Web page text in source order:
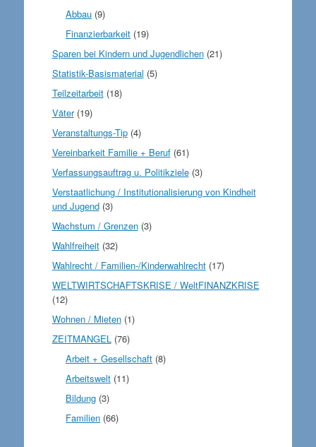
Abbau (9)
Finanzierbarkeit (19)
Sparen bei Kindern und Jugendlichen(21)
Statistik-Basismaterial (5)
Teilzeitarbeit(18)
Väter(19)
Veranstaltungs-Tip(4)
Vereinbarkeit Familie + Beruf(61)
Verfassungsauftrag u. Politikziele(3)
Verstaatlichung / Institutionalisierung von Kindheit
und Jugend(3)
Wachstum / Grenzen(3)
Wahlfreiheit(32)
Wahlrecht / Familien-/Kinderwahlrecht(17)
WELTWIRTSCHAFTSKRISE / WeltFINANZKRISE
(12)
Wohnen / Mieten(1)
ZEITMANGEL(76)
Arbeit + Gesellschaft (8)
Arbeitswelt (11)
Bildung (3)
Familien (66)